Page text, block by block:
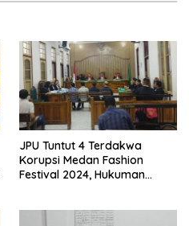
JPU Tuntut 4 Terdakwa
Korupsi Medan Fashion
Festival 2024, Hukuman